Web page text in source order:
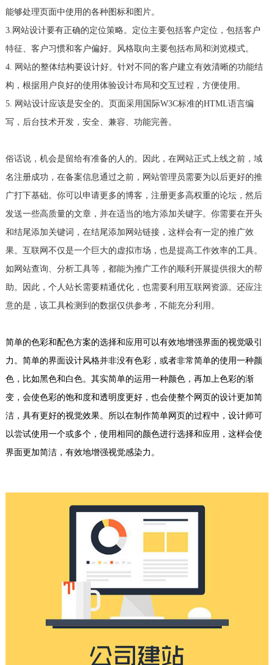
能够处理页面中使用的各种图标和图片。
3.网站设计要有正确的定位策略。定位主要包括客户定位，包括客户
特征、客户习惯和客户偏好。风格取向主要包括布局和浏览模式。
4. 网站的整体结构要设计好。针对不同的客户建立有效清晰的功能结
构，根据用户良好的使用体验设计布局和交互过程，方便使用。
5. 网站设计应该是安全的。页面采用国际W3C标准的HTML语言编
写，后台技术开发，安全、兼容、功能完善。
俗话说，机会是留给有准备的人的。因此，在网站正式上线之前，域
名注册成功，在备案信息通过之前，网站管理员需要为以后更好的推
广打下基础。你可以申请更多的博客，注册更多高权重的论坛，然后
发送一些高质量的文章，并在适当的地方添加关键字。你需要在开头
和结尾添加关键词，在结尾添加网站链接，这样会有一定的推广效
果。互联网不仅是一个巨大的虚拟市场，也是提高工作效率的工具。
如网站查询、分析工具等，都能为推广工作的顺利开展提供很大的帮
助。因此，个人站长需要精通优化，也需要利用互联网资源。还应注
意的是，该工具检测到的数据仅供参考，不能充分利用。
简单的色彩和配色方案的选择和应用可以有效地增强界面的视觉吸引
力。简单的界面设计风格并非没有色彩，或者非常简单的使用一种颜
色，比如黑色和白色。其实简单的运用一种颜色，再加上色彩的渐
变，会使色彩的饱和度和透明度更好，也会使整个网页的设计更加简
洁，具有更好的视觉效果。所以在制作简单网页的过程中，设计师可
以尝试使用一个或多个，使用相同的颜色进行选择和应用，这样会使
界面更加简洁，有效地增强视觉感染力。